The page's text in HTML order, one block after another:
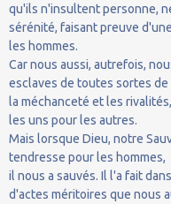
qu'ils n'insultent personne,
sérénité, faisant preuve
les hommes.
Car nous aussi, autrefois,
esclaves de toutes sortes de
la méchanceté et les
les uns pour les autres.
Mais lorsque Dieu, notre
tendresse pour les hommes,
il nous a sauvés. Il l'a fait
d'actes méritoires que nous